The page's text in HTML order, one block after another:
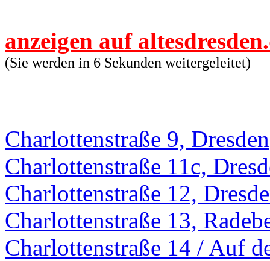
anzeigen auf
(Sie werden in 6 Sekunden weitergeleitet)
Charlottenstraße 9, Dresden
Charlottenstraße 11c,
Charlottenstraße 12,
Charlottenstraße 13,
Charlottenstraße 14 / Auf